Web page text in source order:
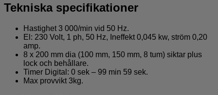
Tekniska specifikationer
Hastighet 3 000/min vid 50 Hz.
El: 230 Volt, 1 ph, 50 Hz, Ineffekt 0,045 kw, ström 0,20
amp.
8 x 200 mm dia (100 mm, 150 mm, 8 tum) siktar plus
lock och behållare.
Timer Digital: 0 sek – 99 min 59 sek.
Max provvikt 3kg.